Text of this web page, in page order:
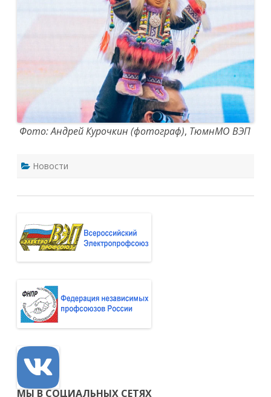
Фото: Андрей Курочкин (фотограф), ТюмнМО ВЭП
Новости
МЫ В СОЦИАЛЬНЫХ СЕТЯХ